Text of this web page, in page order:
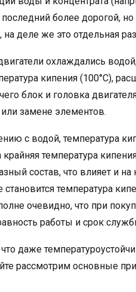
более дорогой,
на деле же это отдельная
охлаждались
кипения (100°C),
блок и головка
замене элементов.
с водой, температура
температура
состав, что влияет и
температура
очевидно, что при
работы и срок
даже
рассмотрим основные